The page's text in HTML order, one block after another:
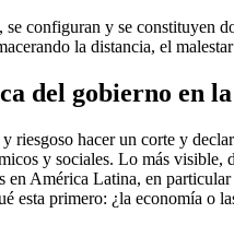
se configuran y se constituyen
la distancia, el
del gobierno en
riesgoso hacer un corte y
y sociales. Lo más visible,
en América Latina, en
esta primero: ¿la economía o